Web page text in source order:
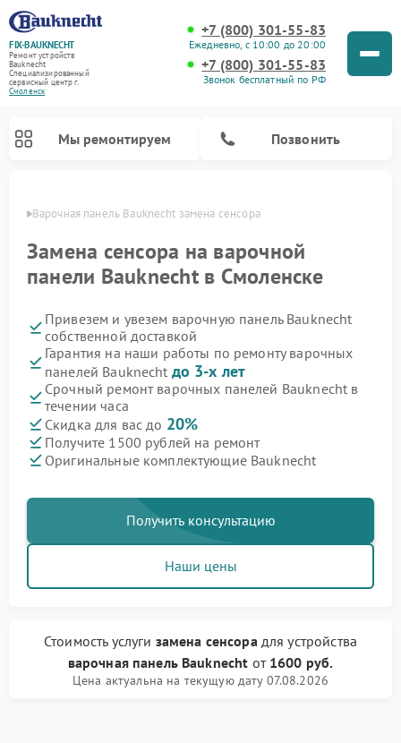
FIX-BAUKNECHT
Ремонт устройств
Bauknecht
Специализированный
cервисный центр г.
Смоленск
+7 (800) 301-55-83
Ежедневно, с 10:00 до 20:00
+7 (800) 301-55-83
Звонок бесплатный по РФ
Мы ремонтируем Позвонить
Варочная панель Bauknecht замена сенсора
Замена сенсора на варочной
панели Bauknecht в Смоленске
Привезем и увезем варочную панель Bauknecht
собственной доставкой
Гарантия на наши работы по ремонту варочных
панелей Bauknecht до 3-х лет
Срочный ремонт варочных панелей Bauknecht в
течении часа
Скидка для вас до 20%
Получите 1500 рублей на ремонт
Оригинальные комплектующие Bauknecht
Получить консультацию
Наши цены
Стоимость услуги замена сенсорадля устройства
варочная панель Bauknecht от 1600 руб.
Цена актуальна на текущую дату 07.08.2026